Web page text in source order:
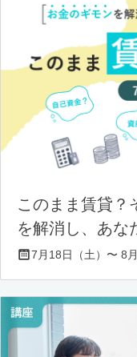
このまま賃貸？
を解消し、あな
7月18日（土）〜 8